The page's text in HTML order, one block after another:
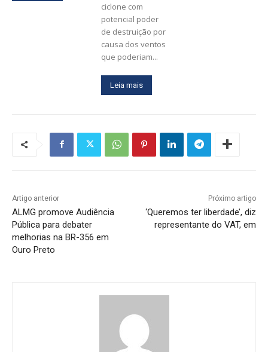
ciclone com
potencial poder
de destruição por
causa dos ventos
que poderiam...
Leia mais
Artigo anterior
ALMG promove Audiência
Pública para debater
melhorias na BR-356 em
Ouro Preto
Próximo artigo
‘Queremos ter liberdade’, diz
representante do VAT, em